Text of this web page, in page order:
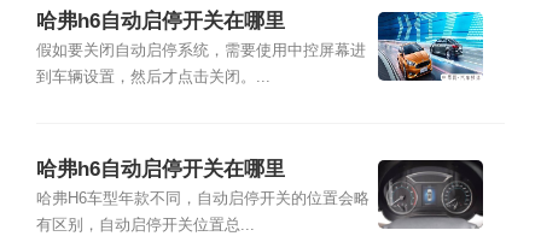
哈弗h6自动启停开关在哪里
假如要关闭自动启停系统，需要使用中控屏幕进
到车辆设置，然后才点击关闭。...
哈弗h6自动启停开关在哪里
哈弗H6车型年款不同，自动启停开关的位置会略
有区别，自动启停开关位置总...